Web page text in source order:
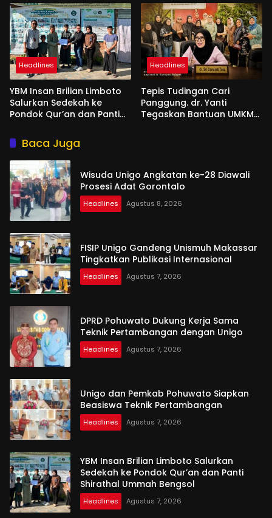
Headlines
YBM Insan Brilian Limboto
Salurkan Sedekah ke
Pondok Qur’an dan Panti
Headlines
Tepis Tudingan Cari
Panggung. dr. Yanti
Tegaskan Bantuan UMKM
Baca Juga
Wisuda Unigo Angkatan ke-28 Diawali
Prosesi Adat Gorontalo
Headlines Agustus 8, 2026
FISIP Unigo Gandeng Unismuh Makassar
Tingkatkan Publikasi Internasional
Headlines Agustus 7, 2026
DPRD Pohuwato Dukung Kerja Sama
Teknik Pertambangan dengan Unigo
Headlines Agustus 7, 2026
Unigo dan Pemkab Pohuwato Siapkan
Beasiswa Teknik Pertambangan
Headlines Agustus 7, 2026
YBM Insan Brilian Limboto Salurkan
Sedekah ke Pondok Qur’an dan Panti
Shirathal Ummah Bengsol
Headlines Agustus 7, 2026